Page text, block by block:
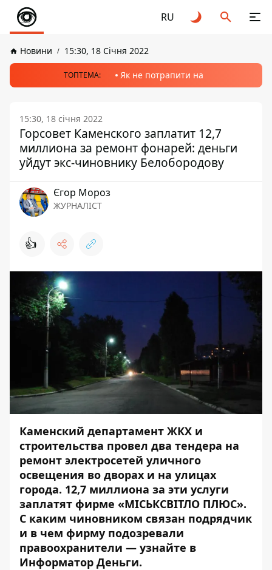
RU
Новини 15:30, 18 Січня 2022
ТОПТЕМА: Як не потрапити на
15:30, 18 січня 2022
Горсовет Каменского заплатит 12,7
миллиона за ремонт фонарей: деньги
уйдут экс-чиновнику Белобородову
Єгор Мороз
ЖУРНАЛІСТ
👍
Каменский департамент ЖКХ и
строительства провел два тендера на
ремонт электросетей уличного
освещения во дворах и на улицах
города. 12,7 миллиона за эти услуги
заплатят фирме «МІСЬКСВІТЛО ПЛЮС».
С каким чиновником связан подрядчик
и в чем фирму подозревали
правоохранители — узнайте в
Информатор Деньги.